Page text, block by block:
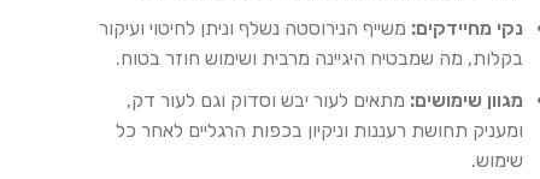
נקי מחיידקים: משייף הנירוסטה נשלף וניתן לחיטוי ועיקור
בקלות, מה שמבטיח היגיינה מרבית ושימוש חוזר בטוח.
מגוון שימושים: מתאים לעור יבש וסדוק וגם לעור דק,
ומעניק תחושת רעננות וניקיון בכפות הרגליים לאחר כל
שימוש.